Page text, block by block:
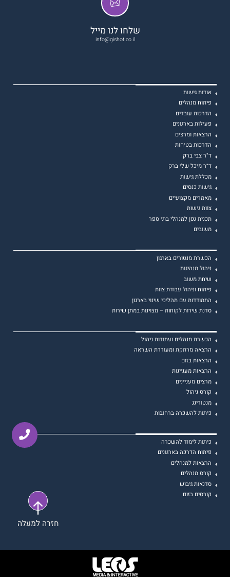
חזרה למעלה
שלחו לנו מייל
info@gishot.co.il
אודות גישות
פיתוח מנהלים
הדרכות עובדים
פעילות בארגונים
הרצאות ומרצים
הדרכות בטיחות
ד"ר צבי ברק
ד״ר מיכל שלי ברק
מכללת גישות
גישות כנסים
מאמרים מקצועיים
צוות גישות
תכנית גפן למנהלי בתי ספר
משובים
הכשרת מנטורים בארגון
ניהול מנהיגות
שיחת משוב
פיתוח וניהול עבודת צוות
התמודדות עם תהליכי שינוי בארגון
סדנת שירות לקוחות – מצוינות במתן שירות
הכשרת מנהלים ועתודות ניהול
הרצאה מרתקת ומעוררת השראה
הרצאות בזום
הרצאות מעניינות
מרצים מעניינים
קורס ניהול
מנטורינג
כיתות להשכרה ברחובות
כיתות לימוד להשכרה
פיתוח הדרכה בארגונים
הרצאות למנהלים
קורס מנהלים
סדנאות גיבוש
קורסים בזום